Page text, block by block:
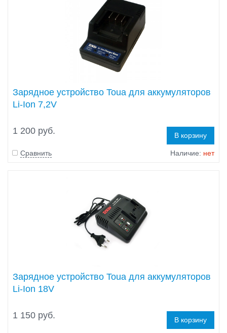
Зарядное устройство Toua для аккумуляторов
Li-Ion 7,2V
1 200 руб. В корзину
Сравнить Наличие: нет
Зарядное устройство Toua для аккумуляторов
Li-Ion 18V
1 150 руб. В корзину